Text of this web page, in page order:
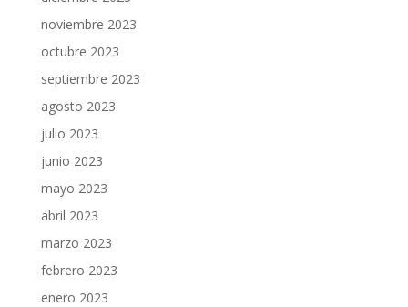
noviembre 2023
octubre 2023
septiembre 2023
agosto 2023
julio 2023
junio 2023
mayo 2023
abril 2023
marzo 2023
febrero 2023
enero 2023